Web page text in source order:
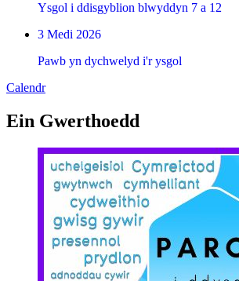
Ysgol i ddisgyblion blwyddyn 7 a 12
3 Medi 2026
Pawb yn dychwelyd i'r ysgol
Calendr
Ein Gwerthoedd